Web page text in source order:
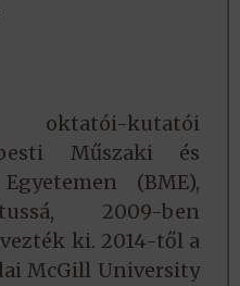
oktatói-kutatói
Műszaki és
(BME),
2009-ben
ki. 2014-től a
McGill University